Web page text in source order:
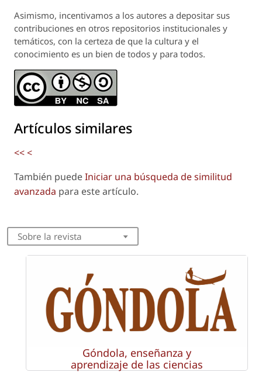
Asimismo, incentivamos a los autores a depositar sus
contribuciones en otros repositorios institucionales y
temáticos, con la certeza de que la cultura y el
conocimiento es un bien de todos y para todos.
Artículos similares
<<<
También puedeIniciar una búsqueda de similitud
avanzada para este artículo.
Sobre la revista
Góndola, enseñanza y
aprendizaje de las ciencias